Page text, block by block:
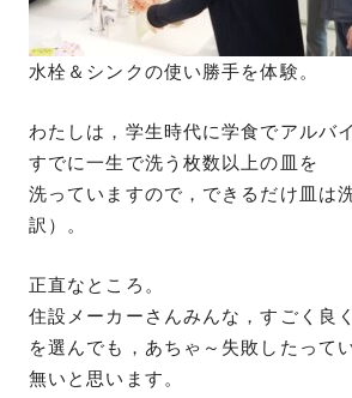
水栓＆シンクの使い勝手を体験。
わたしは，学生時代に学食でアルバ
すでに一生で洗う枚数以上の皿を
洗っていますので，できるだけ皿は
訳）。
正直なところ。
住設メーカーさんみんな，すごく良
を選んでも，あちゃ～失敗したって
無いと思います。